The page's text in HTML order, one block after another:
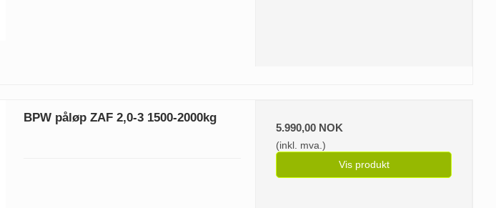
BPW påløp ZAF 2,0-3 1500-2000kg
5.990,00 NOK
(inkl. mva.)
Vis produkt